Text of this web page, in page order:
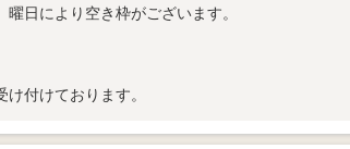
日により空き枠がございます。
付けております。